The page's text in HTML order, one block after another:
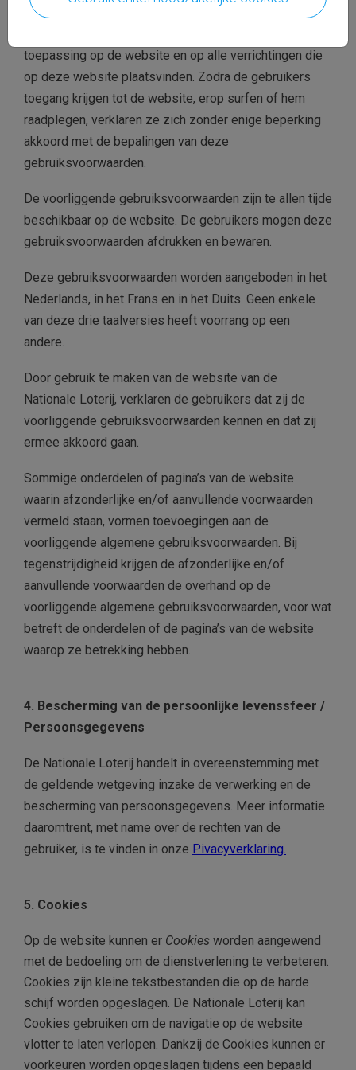
toepassing op de website en op alle verrichtingen die
op deze website plaatsvinden. Zodra de gebruikers
toegang krijgen tot de website, erop surfen of hem
raadplegen, verklaren ze zich zonder enige beperking
akkoord met de bepalingen van deze
gebruiksvoorwaarden.
De voorliggende gebruiksvoorwaarden zijn te allen tijde
beschikbaar op de website. De gebruikers mogen deze
gebruiksvoorwaarden afdrukken en bewaren.
Deze gebruiksvoorwaarden worden aangeboden in het
Nederlands, in het Frans en in het Duits. Geen enkele
van deze drie taalversies heeft voorrang op een
andere.
Door gebruik te maken van de website van de
Nationale Loterij, verklaren de gebruikers dat zij de
voorliggende gebruiksvoorwaarden kennen en dat zij
ermee akkoord gaan.
Sommige onderdelen of pagina’s van de website
waarin afzonderlijke en/of aanvullende voorwaarden
vermeld staan, vormen toevoegingen aan de
voorliggende algemene gebruiksvoorwaarden. Bij
tegenstrijdigheid krijgen de afzonderlijke en/of
aanvullende voorwaarden de overhand op de
voorliggende algemene gebruiksvoorwaarden, voor wat
betreft de onderdelen of de pagina’s van de website
waarop ze betrekking hebben.
4. Bescherming van de persoonlijke levenssfeer /
Persoonsgegevens
De Nationale Loterij handelt in overeenstemming met
de geldende wetgeving inzake de verwerking en de
bescherming van persoonsgegevens. Meer informatie
daaromtrent, met name over de rechten van de
gebruiker, is te vinden in onze Pivacyverklaring.
5. Cookies
Op de website kunnen er Cookies worden aangewend
met de bedoeling om de dienstverlening te verbeteren.
Cookies zijn kleine tekstbestanden die op de harde
schijf worden opgeslagen. De Nationale Loterij kan
Cookies gebruiken om de navigatie op de website
vlotter te laten verlopen. Dankzij de Cookies kunnen er
voorkeuren worden opgeslagen tijdens een bepaald